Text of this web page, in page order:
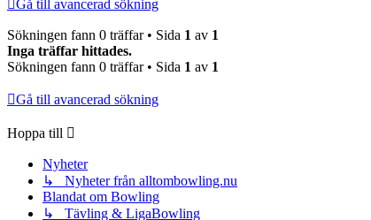
Gå till avancerad sökning
Sökningen fann 0 träffar • Sida 1 av 1
Inga träffar hittades.
Sökningen fann 0 träffar • Sida 1 av 1
Gå till avancerad sökning
Hoppa till
Nyheter
↳ Nyheter från alltombowling.nu
Blandat om Bowling
↳ Tävling & LigaBowling